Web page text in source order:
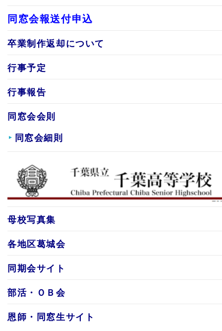
同窓会報送付申込
卒業制作返却について
行事予定
行事報告
同窓会会則
同窓会細則
母校写真集
各地区葛城会
同期会サイト
部活・ＯＢ会
恩師・同窓生サイト